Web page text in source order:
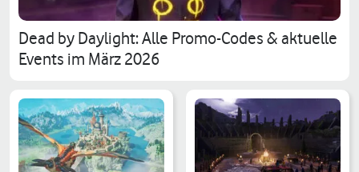
Dead by Daylight: Alle Promo-Codes & aktuelle
Events im März 2026